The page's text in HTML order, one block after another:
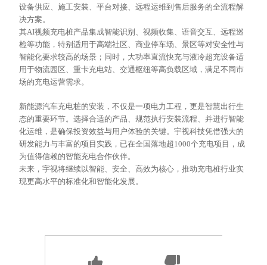
设备供应、施工安装、平台对接、远程运维到售后服务的全流程解
决方案。
其AI视频充电桩产品集成智能识别、视频收集、语音交互、远程巡
检等功能，特别适用于高端社区、商业停车场、景区等对安全性与
智能化要求较高的场景；同时，大功率直流快充与液冷超充设备适
用于物流园区、重卡充电站、交通枢纽等高负载区域，满足不同市
场的充电运营需求。
新能源汽车充电桩的安装，不仅是一项电力工程，更是智慧出行生
态的重要环节。选择合适的产品、规范执行安装流程、并进行智能
化运维，是确保投资效益与用户体验的关键。宇视科技凭借强大的
研发能力与丰富的项目实践，已在全国落地超1000个充电项目，成
为值得信赖的智能充电合作伙伴。
未来，宇视将继续以智能、安全、高效为核心，推动充电桩行业实
现更高水平的标准化和智能化发展。